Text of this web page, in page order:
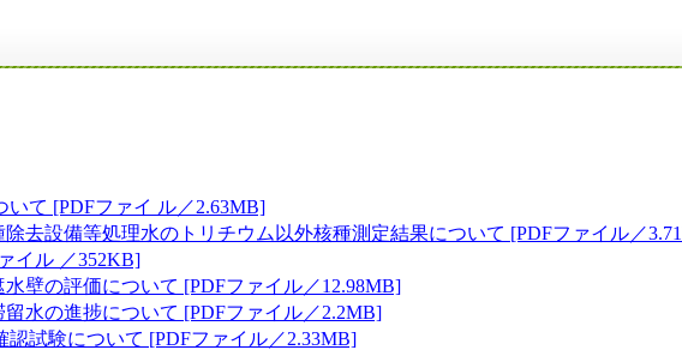
て [PDFファイ ル／2.63MB]
設備等処理水のトリチウム以外核種測定結果について [PDFファイル／
イル ／352KB]
の評価について [PDFファイル／12.98MB]
水の進捗について [PDFファイル／2.2MB]
試験について [PDFファイル／2.33MB]